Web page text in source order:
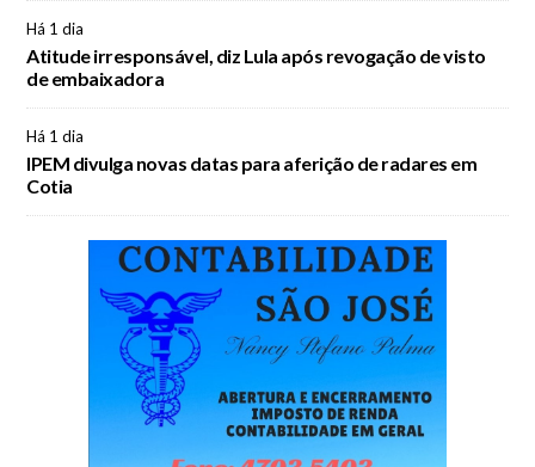
Há 1 dia
Atitude irresponsável, diz Lula após revogação de visto
de embaixadora
Há 1 dia
IPEM divulga novas datas para aferição de radares em
Cotia